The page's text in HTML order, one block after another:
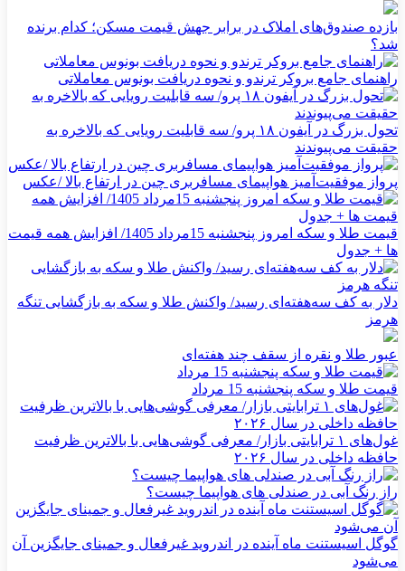
بازده صندوق‌های املاک در برابر جهش قیمت مسکن؛ کدام برنده
شد؟
راهنمای جامع بروکر ترندو و نحوه دریافت بونوس معاملاتی
تحول بزرگ در آیفون ۱۸ پرو/ سه قابلیت رویایی که بالاخره به
حقیقت می‌پیوندند
پرواز موفقیت‌آمیز هواپیمای مسافربری چین در ارتفاع بالا /عکس
قیمت طلا و سکه امروز پنجشنبه 15مرداد 1405/ افزایش همه قیمت
ها + جدول
دلار به کف سه‌هفته‌ای رسید/ واکنش طلا و سکه به بازگشایی تنگه
هرمز
عبور طلا و نقره از سقف چند هفته‌ای
قیمت طلا و سکه پنجشنبه 15 مرداد
غول‌های ۱ ترابایتی بازار/ معرفی گوشی‌هایی با بالاترین ظرفیت
حافظه داخلی در سال ۲۰۲۶
راز رنگ آبی در صندلی های هواپیما چیست؟
گوگل اسیستنت ماه آینده در اندروید غیرفعال و جمینای جایگزین آن
می‌شود